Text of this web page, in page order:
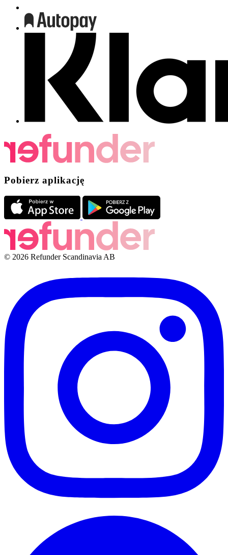
Pobierz aplikację
© 2026 Refunder Scandinavia AB